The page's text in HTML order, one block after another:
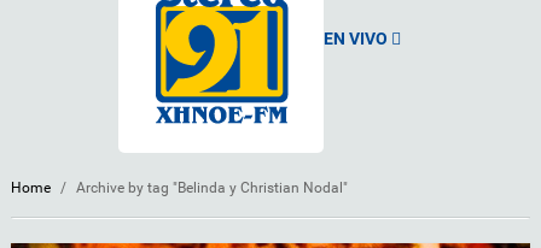
EN VIVO
Home / Archive by tag "Belinda y Christian Nodal"